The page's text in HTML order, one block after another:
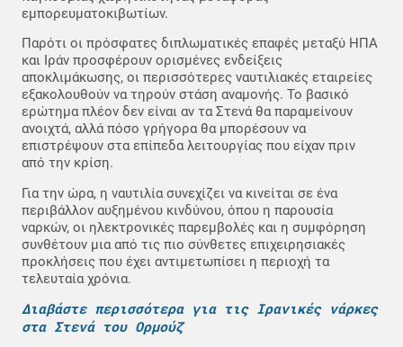
εμπορευματοκιβωτίων.
Παρότι οι πρόσφατες διπλωματικές επαφές μεταξύ ΗΠΑ
και Ιράν προσφέρουν ορισμένες ενδείξεις
αποκλιμάκωσης, οι περισσότερες ναυτιλιακές εταιρείες
εξακολουθούν να τηρούν στάση αναμονής. Το βασικό
ερώτημα πλέον δεν είναι αν τα Στενά θα παραμείνουν
ανοιχτά, αλλά πόσο γρήγορα θα μπορέσουν να
επιστρέψουν στα επίπεδα λειτουργίας που είχαν πριν
από την κρίση.
Για την ώρα, η ναυτιλία συνεχίζει να κινείται σε ένα
περιβάλλον αυξημένου κινδύνου, όπου η παρουσία
ναρκών, οι ηλεκτρονικές παρεμβολές και η συμφόρηση
συνθέτουν μια από τις πιο σύνθετες επιχειρησιακές
προκλήσεις που έχει αντιμετωπίσει η περιοχή τα
τελευταία χρόνια.
Διαβάστε περισσότερα για τις Ιρανικές νάρκες
στα Στενά του Ορμούζ